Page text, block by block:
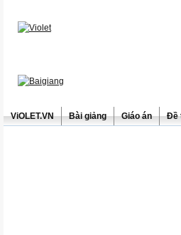
ViOLET.VN Bài giảng Giáo án Đề